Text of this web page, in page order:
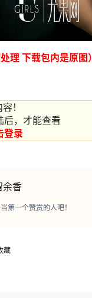
理 下载包内是原图）
！
后，才能查看
登录
余香
第一个赞赏的人吧！
藏